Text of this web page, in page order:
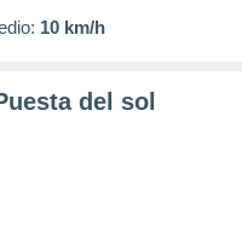
10 km/h
del sol